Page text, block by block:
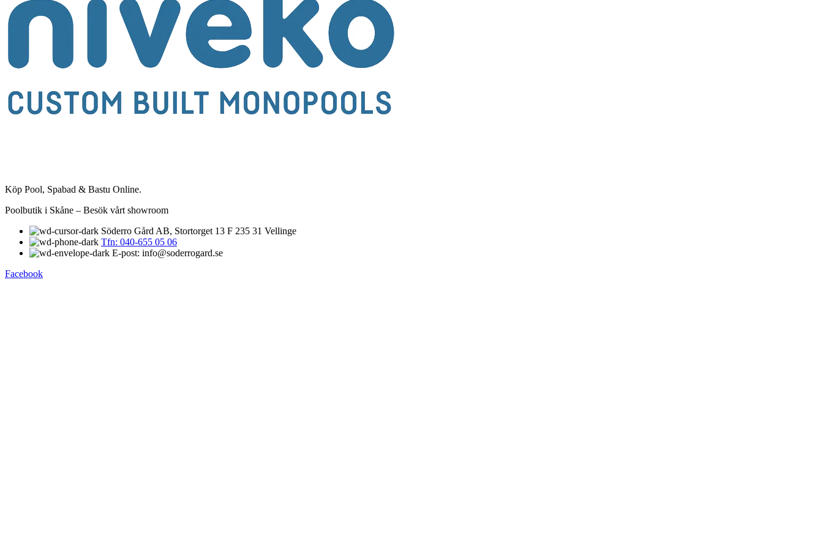
Köp Pool, Spabad & Bastu Online.
Poolbutik i Skåne – Besök vårt showroom
Söderro Gård AB, Stortorget 13 F 235 31 Vellinge
Tfn: 040-655 05 06
E-post: info@soderrogard.se
Facebook